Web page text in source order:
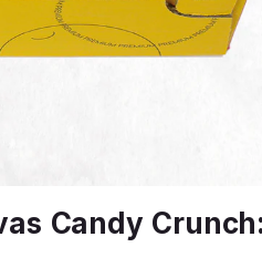
Candy